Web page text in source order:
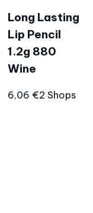
Long Lasting
Lip Pencil
1.2g 880
Wine
6,06 €2 Shops